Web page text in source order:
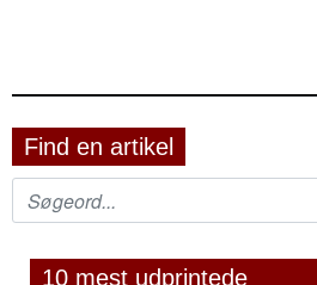
Find en artikel
10 mest udprintede